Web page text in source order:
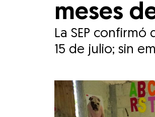
meses
La SEP
15 de julio; sin